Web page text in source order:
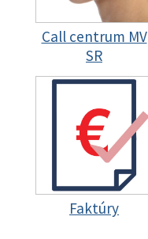
Call centrum MV
SR
Faktúry